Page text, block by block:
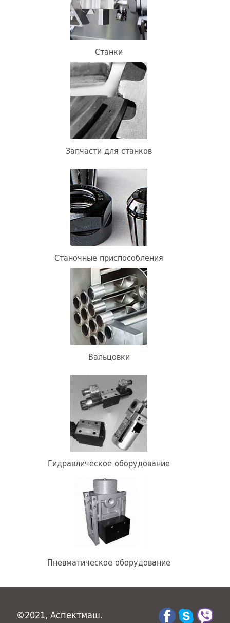
Станки
Запчасти для станков
Станочные приспособления
Вальцовки
Гидравлическое оборудование
Пневматическое оборудование
©2021, Аспектмаш.